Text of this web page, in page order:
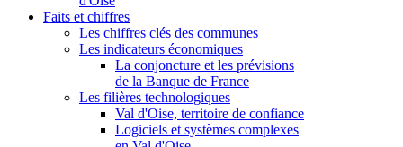
Faits et chiffres
Les chiffres clés des communes
Les indicateurs économiques
La conjoncture et les prévisions
de la Banque de France
Les filières technologiques
Val d'Oise, territoire de confiance
Logiciels et systèmes complexes